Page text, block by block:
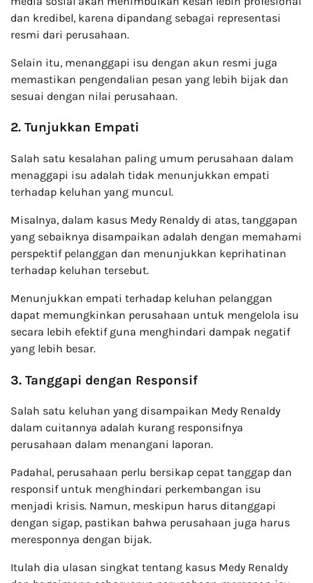
dan kredibel, karena dipandang sebagai representasi
resmi dari perusahaan.
Selain itu, menanggapi isu dengan akun resmi juga
memastikan pengendalian pesan yang lebih bijak dan
sesuai dengan nilai perusahaan.
2. Tunjukkan Empati
Salah satu kesalahan paling umum perusahaan dalam
menaggapi isu adalah tidak menunjukkan empati
terhadap keluhan yang muncul.
Misalnya, dalam kasus Medy Renaldy di atas, tanggapan
yang sebaiknya disampaikan adalah dengan memahami
perspektif pelanggan dan menunjukkan keprihatinan
terhadap keluhan tersebut.
Menunjukkan empati terhadap keluhan pelanggan
dapat memungkinkan perusahaan untuk mengelola isu
secara lebih efektif guna menghindari dampak negatif
yang lebih besar.
3. Tanggapi dengan Responsif
Salah satu keluhan yang disampaikan Medy Renaldy
dalam cuitannya adalah kurang responsifnya
perusahaan dalam menangani laporan.
Padahal, perusahaan perlu bersikap cepat tanggap dan
responsif untuk menghindari perkembangan isu
menjadi krisis. Namun, meskipun harus ditanggapi
dengan sigap, pastikan bahwa perusahaan juga harus
meresponnya dengan bijak.
Itulah dia ulasan singkat tentang kasus Medy Renaldy